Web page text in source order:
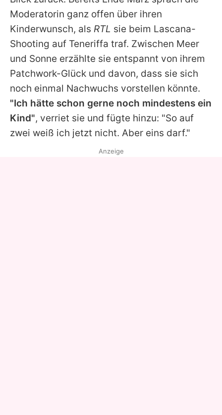
App runterladen
Team
Redaktionelle Richtlinien
Impressum
Datenschutzerklärung
Nutzungsbedingungen
Utiq verwalten
Moderatorin ganz offen über ihren
Kinderwunsch, als RTL sie beim Lascana-
Shooting auf Teneriffa traf. Zwischen Meer
und Sonne erzählte sie entspannt von ihrem
Patchwork-Glück und davon, dass sie sich
noch einmal Nachwuchs vorstellen könnte.
"Ich hätte schon gerne noch mindestens ein
Kind", verriet sie und fügte hinzu: "So auf
zwei weiß ich jetzt nicht. Aber eins darf."
Anzeige